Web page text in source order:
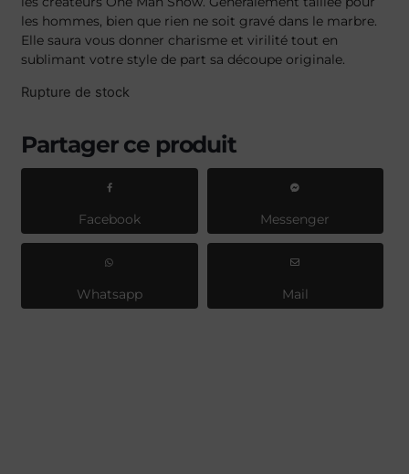
les hommes, bien que rien ne soit gravé dans le marbre.
Elle saura vous donner charisme et virilité tout en
sublimant votre style de part sa découpe originale.
Rupture de stock
Partager ce produit
Facebook Messenger
Whatsapp Mail